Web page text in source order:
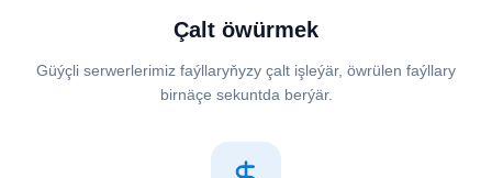
Çalt öwürmek
Güýçli serwerlerimiz faýllaryňyzy çalt işleýär, öwrülen faýllary
birnäçe sekuntda berýär.